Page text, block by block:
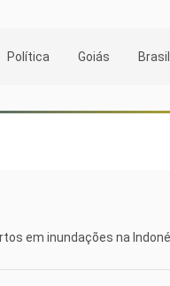
Política Goiás Brasil
em inundações na